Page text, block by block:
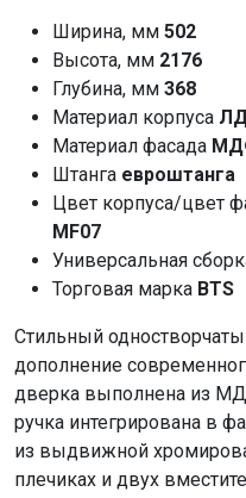
Ширина, мм 502
Высота, мм 2176
Глубина, мм 368
Материал корпуса
Материал фасада
Штанга евроштанга
Цвет корпуса/цвет
MF07
Универсальная
Торговая марка BTS
Стильный
дополнение
дверка выполнена из
ручка интегрирована в
из выдвижной
плечиках и двух